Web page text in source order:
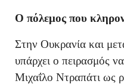
Ο πόλεμος που
Στην Ουκρανία και
υπάρχει ο πειρασμός
Μιχαΐλο Ντραπάτι ως